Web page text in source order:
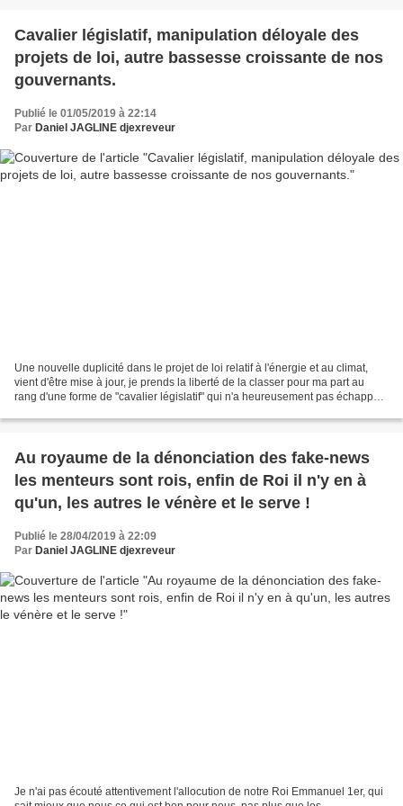
Cavalier législatif, manipulation déloyale des
projets de loi, autre bassesse croissante de nos
gouvernants.
Publié le 01/05/2019 à 22:14
Par Daniel JAGLINE djexreveur
Une nouvelle duplicité dans le projet de loi relatif à l'énergie et au climat,
vient d'être mise à jour, je prends la liberté de la classer pour ma part au
rang d'une forme de "cavalier législatif" qui n'a heureusement pas échappé à
Au royaume de la dénonciation des fake-news
les menteurs sont rois, enfin de Roi il n'y en à
qu'un, les autres le vénère et le serve !
Publié le 28/04/2019 à 22:09
Par Daniel JAGLINE djexreveur
Je n'ai pas écouté attentivement l'allocution de notre Roi Emmanuel 1er, qui